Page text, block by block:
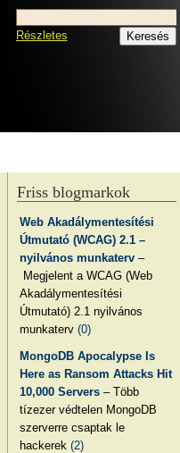
Részletes
Friss blogmarkok
Web Akadálymentesítési
Útmutató (WCAG) 2.1 –
nyilvános munkaterv –
Megjelent a WCAG (Web
Akadálymentesítési
Útmutató) 2.1 nyilvános
munkaterv(0)
MongoDB Apocalypse Is
Here as Ransom Attacks Hit
10,000 Servers – Több
tízezer védtelen MongoDB
szerverre csaptak le
hackerek(2)